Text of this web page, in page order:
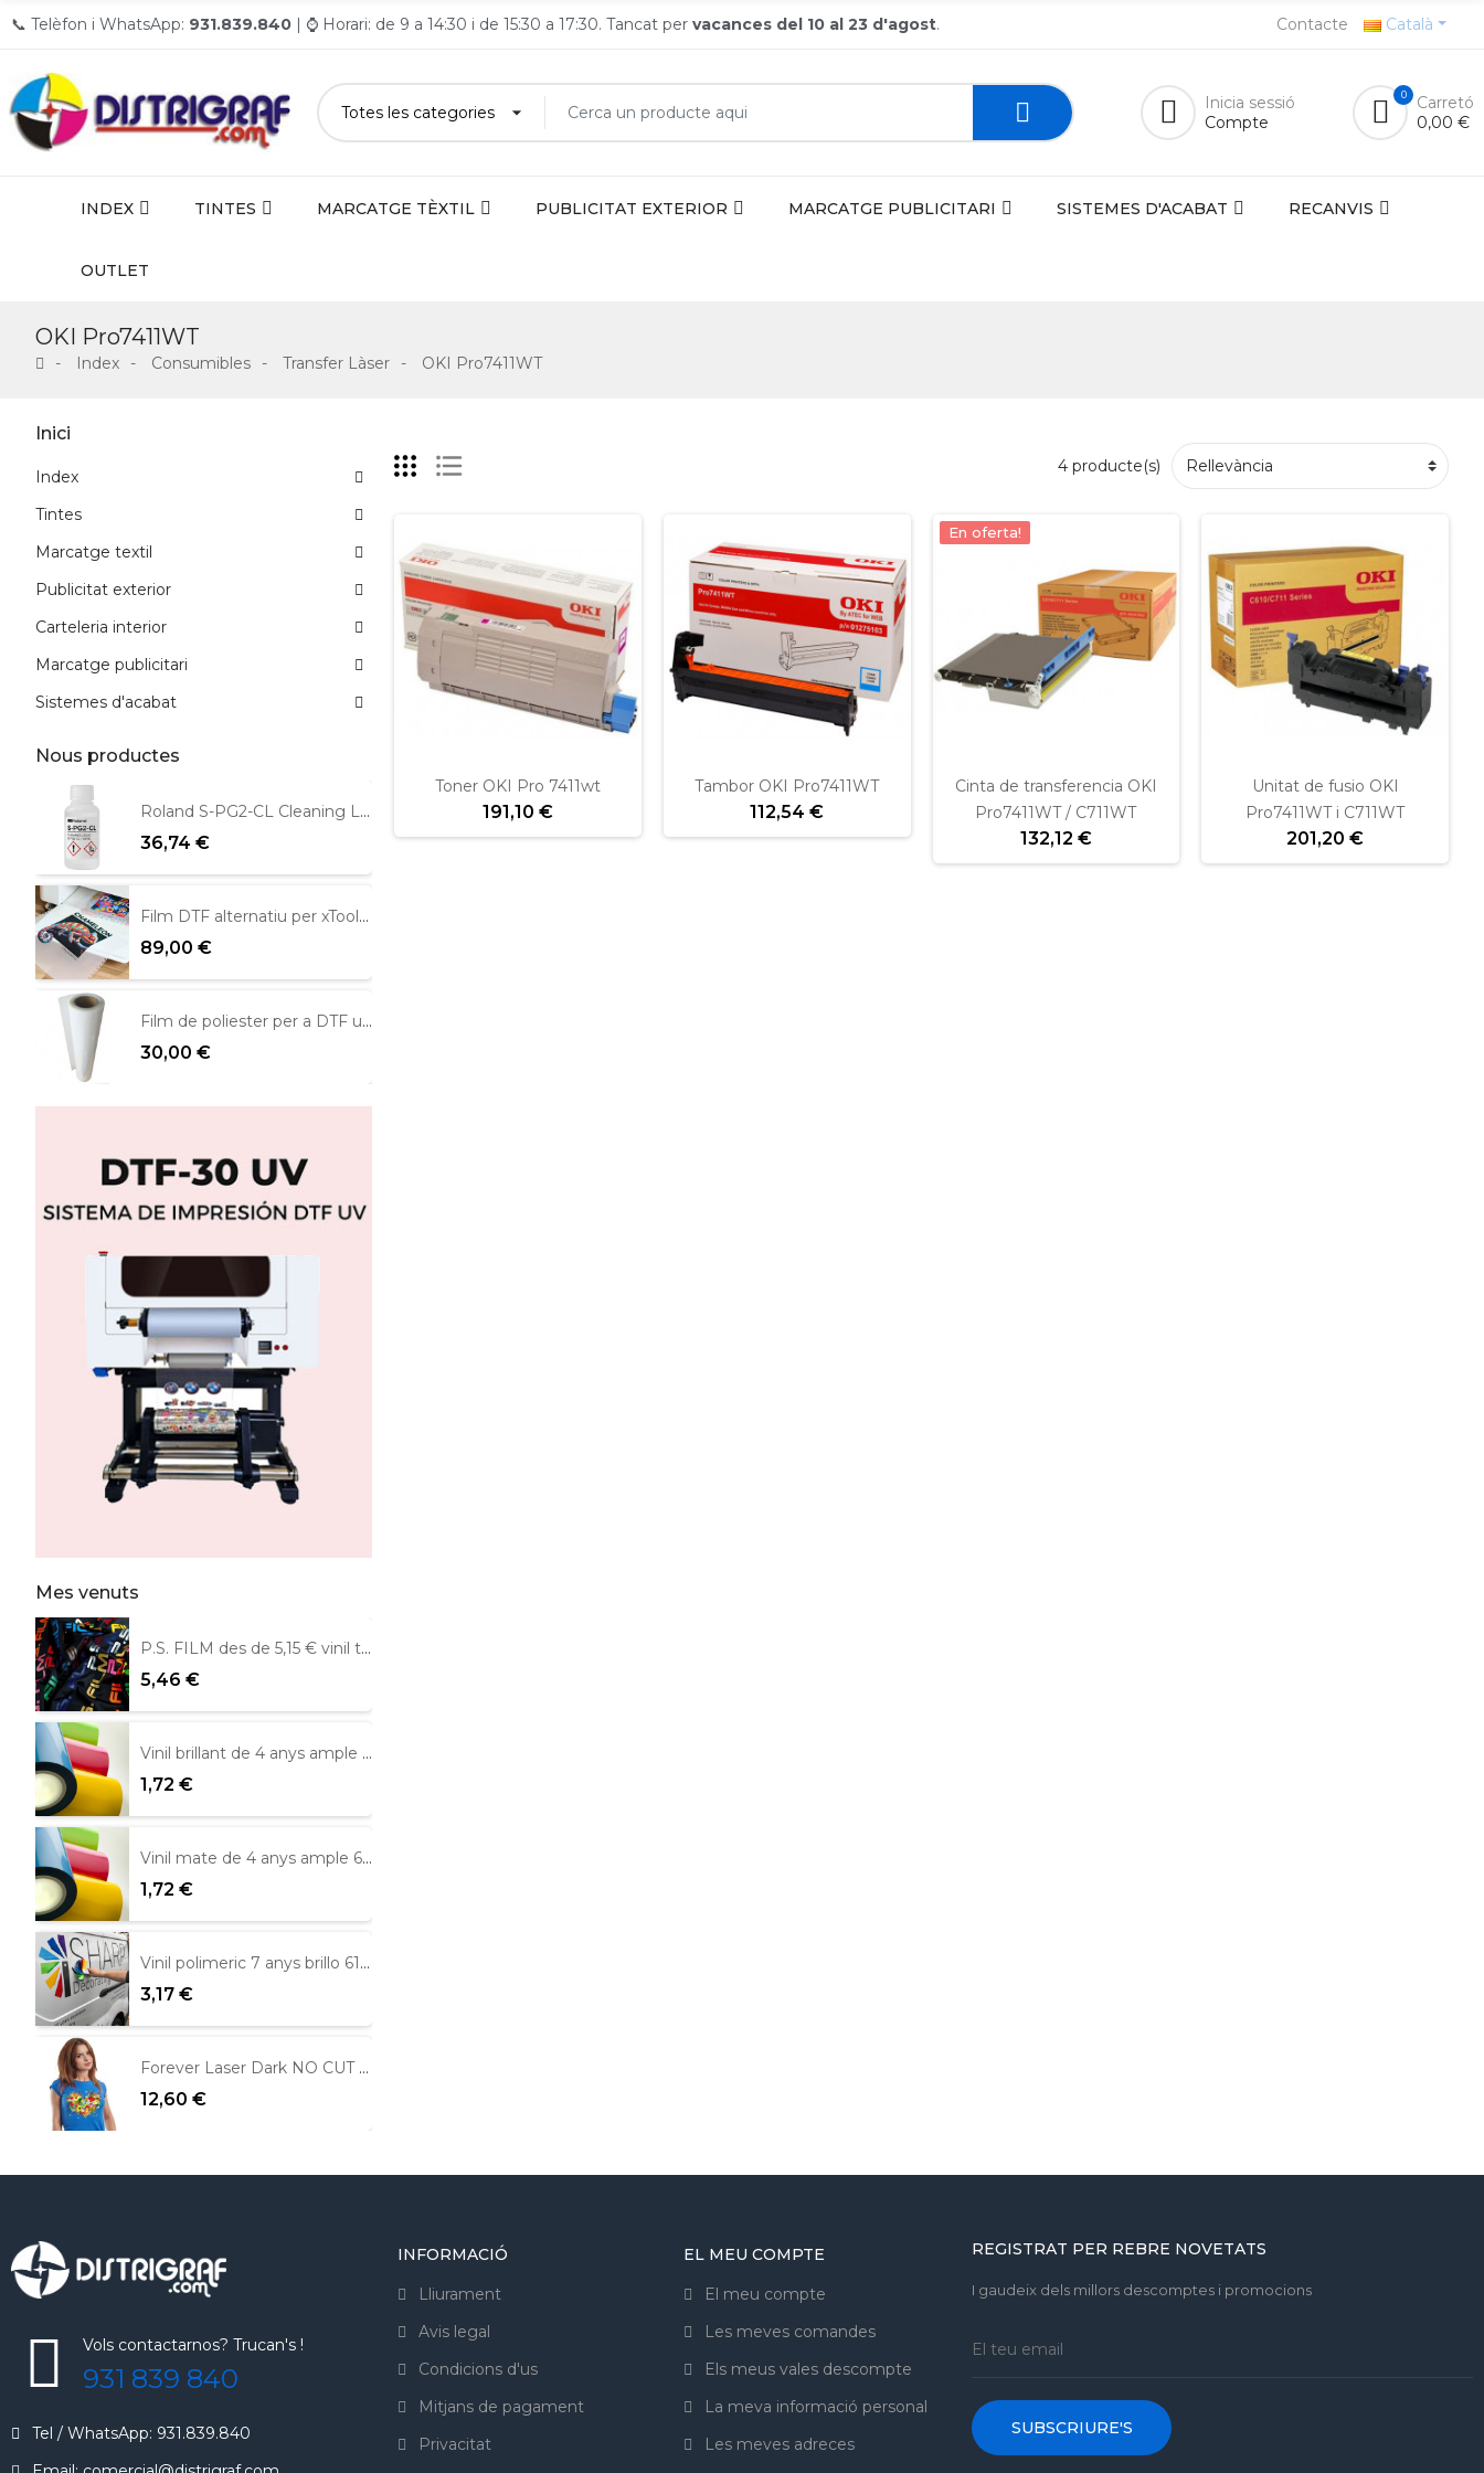
📞 Telèfon i WhatsApp: 931.839.840 | ⌚ Horari: de 9 a 14:30 i de 15:30 a 17:30. Tancat per vacances del 10 al 23 d'agost. Contacte Català
Inicia sessió
Compte
0
Carretó
0,00 €
INDEX TINTES MARCATGE TÈXTIL PUBLICITAT EXTERIOR MARCATGE PUBLICITARI SISTEMES D'ACABAT RECANVIS
OUTLET
OKI Pro7411WT
Index Consumibles Transfer Làser OKI Pro7411WT
Inici
Index
Tintes
Marcatge textil
Publicitat exterior
Carteleria interior
Marcatge publicitari
Sistemes d'acabat
Nous productes
Roland S-PG2-CL Cleaning Liquid 100ml
36,74 €
Film DTF alternatiu per xTool Apparel 39cm x 100m
89,00 €
Film de poliester per a DTF una cara mate
30,00 €
Mes venuts
P.S. FILM des de 5,15 € vinil tèxtil
5,46 €
Vinil brillant de 4 anys ample 61 cm Metamark
1,72 €
Vinil mate de 4 anys ample 61 cm.
1,72 €
Vinil polimeric 7 anys brillo 61 cm
3,17 €
Forever Laser Dark NO CUT per fons foscos
12,60 €
4 producte(s)
Toner OKI Pro 7411wt
191,10 €
Tambor OKI Pro7411WT
112,54 €
En oferta!
Cinta de transferencia OKI
Pro7411WT / C711WT
132,12 €
Unitat de fusio OKI
Pro7411WT i C711WT
201,20 €
Vols contactarnos? Trucan's !
931 839 840
Tel / WhatsApp: 931.839.840
INFORMACIÓ
Lliurament
Avis legal
Condicions d'us
Mitjans de pagament
Privacitat
EL MEU COMPTE
El meu compte
Les meves comandes
Els meus vales descompte
La meva informació personal
Les meves adreces
REGISTRAT PER REBRE NOVETATS
I gaudeix dels millors descomptes i promocions
SUBSCRIURE'S